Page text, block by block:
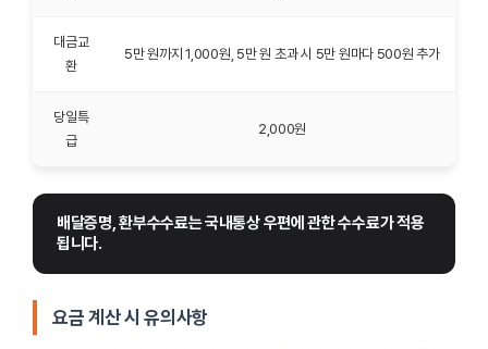
대금교
환
5만 원까지 1,000원, 5만 원 초과 시 5만 원마다 500원 추가
당일특
급
2,000원
배달증명, 환부수수료는 국내통상 우편에 관한 수수료가 적용
됩니다.
요금 계산 시 유의사항